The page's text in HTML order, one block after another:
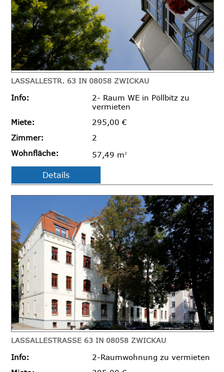
LASSALLESTR. 63 IN 08058 ZWICKAU
Info:
2- Raum WE in Pöllbitz zu
vermieten
Miete:
295,00 €
Zimmer:
2
Wohnfläche:
57,49 m2
Details
LASSALLESTRASSE 63 IN 08058 ZWICKAU
Info:
2-Raumwohnung zu vermieten